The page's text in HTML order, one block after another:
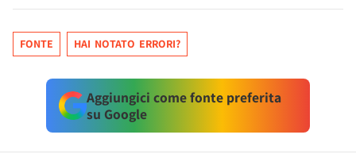
FONTE HAI NOTATO ERRORI?
Aggiungici come fonte preferita
su Google